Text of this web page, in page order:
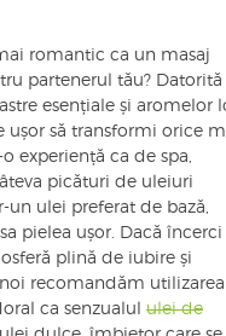
romantic ca un masaj
partenerul tău? Datorită
esențiale și aromelor
ușor să transformi orice
experiență ca de spa,
picături de uleiuri
un ulei preferat de bază,
pielea ușor. Dacă încerci
plină de iubire și
recomandăm utilizarea
ca senzualul ulei de